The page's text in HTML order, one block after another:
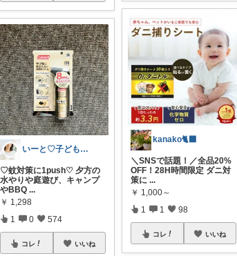
いーと♡子ども日用品/スイーツギフト/猫
♡蚊対策に1push♡ 夕方の
水やりや庭遊び、キャンプ
やBBQ ...
￥ 1,298
1 0 574
コレ いいね
kanako🐈‍⬛
＼SNSで話題！／全品20%
OFF！28H時間限定 ダニ対
策に ...
￥ 1,000～
1 1 98
コレ いいね